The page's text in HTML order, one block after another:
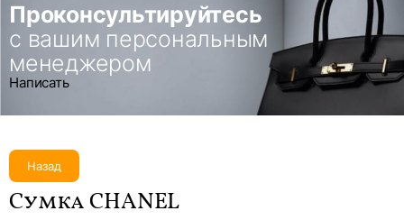
Проконсультируйтесь
с вашим персональным
менеджером
Написать
Назад
Сумка CHANEL